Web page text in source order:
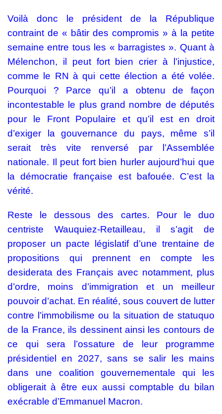
Voilà donc le président de la République
contraint de « bâtir des compromis » à la petite
semaine entre tous les « barragistes ». Quant à
Mélenchon, il peut fort bien crier à l’injustice,
comme le RN à qui cette élection a été volée.
Pourquoi ? Parce qu’il a obtenu de façon
incontestable le plus grand nombre de députés
pour le Front Populaire et qu’il est en droit
d’exiger la gouvernance du pays, même s’il
serait très vite renversé par l’Assemblée
nationale. Il peut fort bien hurler aujourd’hui que
la démocratie française est bafouée. C’est la
vérité.
Reste le dessous des cartes. Pour le duo
centriste Wauquiez-Retailleau, il s’agit de
proposer un pacte législatif d’une trentaine de
propositions qui prennent en compte les
desiderata des Français avec notamment, plus
d’ordre, moins d’immigration et un meilleur
pouvoir d’achat. En réalité, sous couvert de lutter
contre l’immobilisme ou la situation de statuquo
de la France, ils dessinent ainsi les contours de
ce qui sera l’ossature de leur programme
présidentiel en 2027, sans se salir les mains
dans une coalition gouvernementale qui les
obligerait à être eux aussi comptable du bilan
exécrable d’Emmanuel Macron.